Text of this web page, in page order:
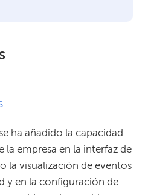
ha añadido la capacidad
empresa en la interfaz de
la visualización de eventos
y en la configuración de